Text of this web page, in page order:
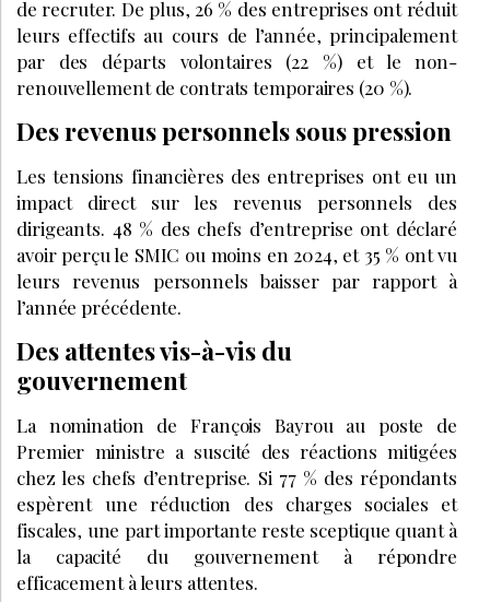
de recruter. De plus, 26 % des entreprises ont réduit
leurs effectifs au cours de l’année, principalement
par des départs volontaires (22 %) et le non-
renouvellement de contrats temporaires (20 %).
Des revenus personnels sous pression
Les tensions financières des entreprises ont eu un
impact direct sur les revenus personnels des
dirigeants. 48 % des chefs d’entreprise ont déclaré
avoir perçu le SMIC ou moins en 2024, et 35 % ont vu
leurs revenus personnels baisser par rapport à
l’année précédente.
Des attentes vis-à-vis du
gouvernement
La nomination de François Bayrou au poste de
Premier ministre a suscité des réactions mitigées
chez les chefs d’entreprise. Si 77 % des répondants
espèrent une réduction des charges sociales et
fiscales, une part importante reste sceptique quant à
la capacité du gouvernement à répondre
efficacement à leurs attentes.